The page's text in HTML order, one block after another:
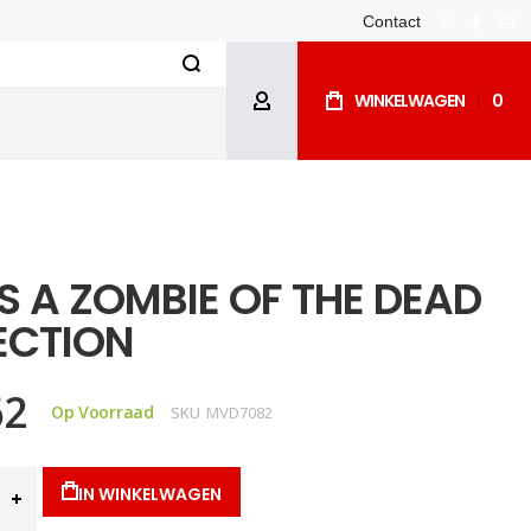
Contact
ACCOUNT WINKELWAGEN 0
A ZOMBIE OF THE DEAD
Op Voorraad SKU MVD7082
IN WINKELWAGEN